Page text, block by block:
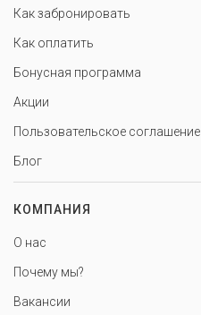
Как забронировать
Как оплатить
Бонусная программа
Акции
Пользовательское соглашение
Блог
КОМПАНИЯ
О нас
Почему мы?
Вакансии